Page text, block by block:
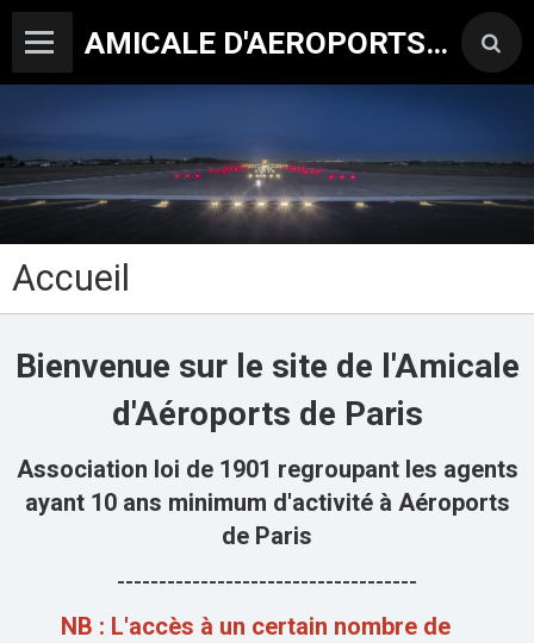
AMICALE D'AEROPORTS DE PARIS
Accueil
Bienvenue sur le site de l'Amicale
d'Aéroports de Paris
Association loi de 1901 regroupant les agents
ayant 10 ans minimum d'activité à Aéroports
de Paris
------------------------------------
NB : L'accès à un certain nombre de